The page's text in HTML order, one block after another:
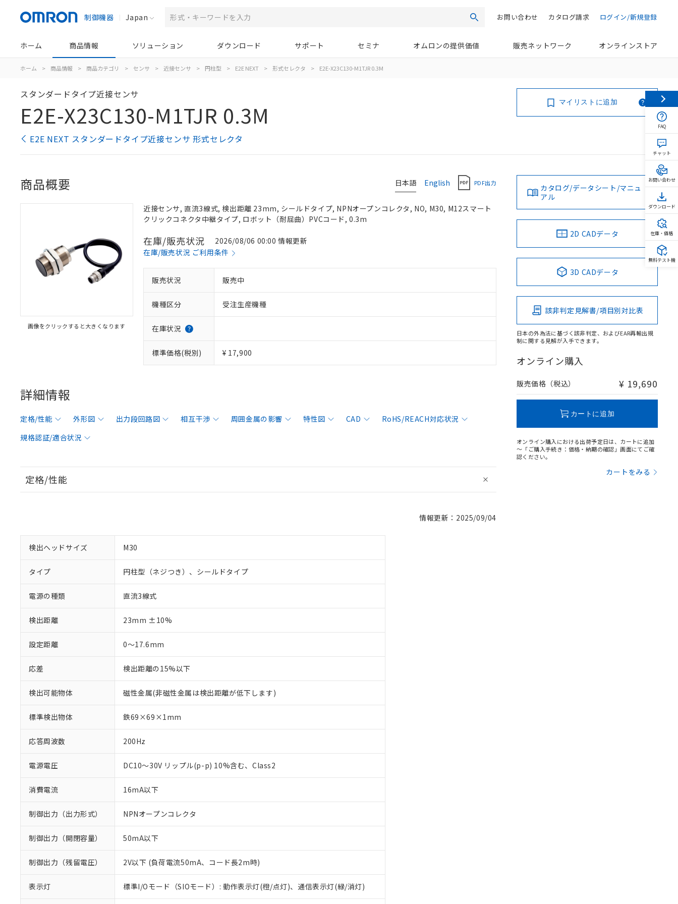
制御機器 Japan 検索 ログイン/新規登録
カタログ請求
お問い合わせ
ホーム 商品情報 ソリューション ダウンロード サポート セミナ オムロンの提供価値 販売ネットワーク オンラインストア
ホーム > 商品情報 > 商品カテゴリ > センサ > 近接センサ > 円柱型 > E2E NEXT > 形式セレクタ > E2E-X23C130-M1TJR 0.3M
スタンダードタイプ近接センサ
E2E-X23C130-M1TJR 0.3M
E2E NEXT スタンダードタイプ近接センサ 形式セレクタ
マイリストに追加
日本語 English PDF出力
商品概要
画像をクリックすると大きくなります
近接センサ, 直流3線式, 検出距離 23mm, シールドタイプ, NPNオープンコレクタ, NO, M30, M12スマート
クリックコネクタ中継タイプ, ロボット（耐屈曲）PVCコード, 0.3m
在庫/販売状況
2026/08/06 00:00 情報更新
在庫/販売状況 ご利用条件
販売状況 販売中
機種区分 受注生産機種
在庫状況
標準価格(税別) ¥ 17,900
詳細情報
定格/性能 外形図 出力段回路図 相互干渉 周囲金属の影響 特性図 CAD
RoHS/REACH対応状況
規格認証/適合状況
定格/性能
情報更新：2025/09/04
検出ヘッドサイズ M30
タイプ 円柱型（ネジつき）、シールドタイプ
電源の種類 直流3線式
検出距離 23mm ±10%
設定距離 0～17.6mm
応差 検出距離の15%以下
検出可能物体 磁性金属(非磁性金属は検出距離が低下します)
標準検出物体 鉄69×69×1mm
応答周波数 200Hz
電源電圧 DC10～30V リップル(p-p) 10%含む、Class2
消費電流 16mA以下
制御出力（出力形式） NPNオープンコレクタ
制御出力（開閉容量） 50mA以下
制御出力（残留電圧） 2V以下 (負荷電流50mA、コード長2m時)
表示灯 標準I/Oモード（SIOモード）: 動作表示灯(橙/点灯)、通信表示灯(緑/消灯)
カタログ/データシート/マニュ
アル
2D CADデータ
3D CADデータ
該非判定見解書/項目別対比表
日本の外為法に基づく該非判定、およびEAR再輸出規
制に関する見解が入手できます。
オンライン購入
販売価格（税込） ¥ 19,690
カートに追加
オンライン購入における出荷予定日は、カートに追加
～「ご購入手続き：価格・納期の確認」画面にてご確
認ください。
カートをみる
※1 対応状況
対応済み：EU RoHS指令（10物質）の非含有に対応した製品が提供可能な商品です。
対応予定：EU RoHS指令（10物質）の非含有に対応した製品に切り替える予定のある商品です。
FAQ
チャット
お問い合わせ
ダウンロード
在庫・価格
無料テスト機